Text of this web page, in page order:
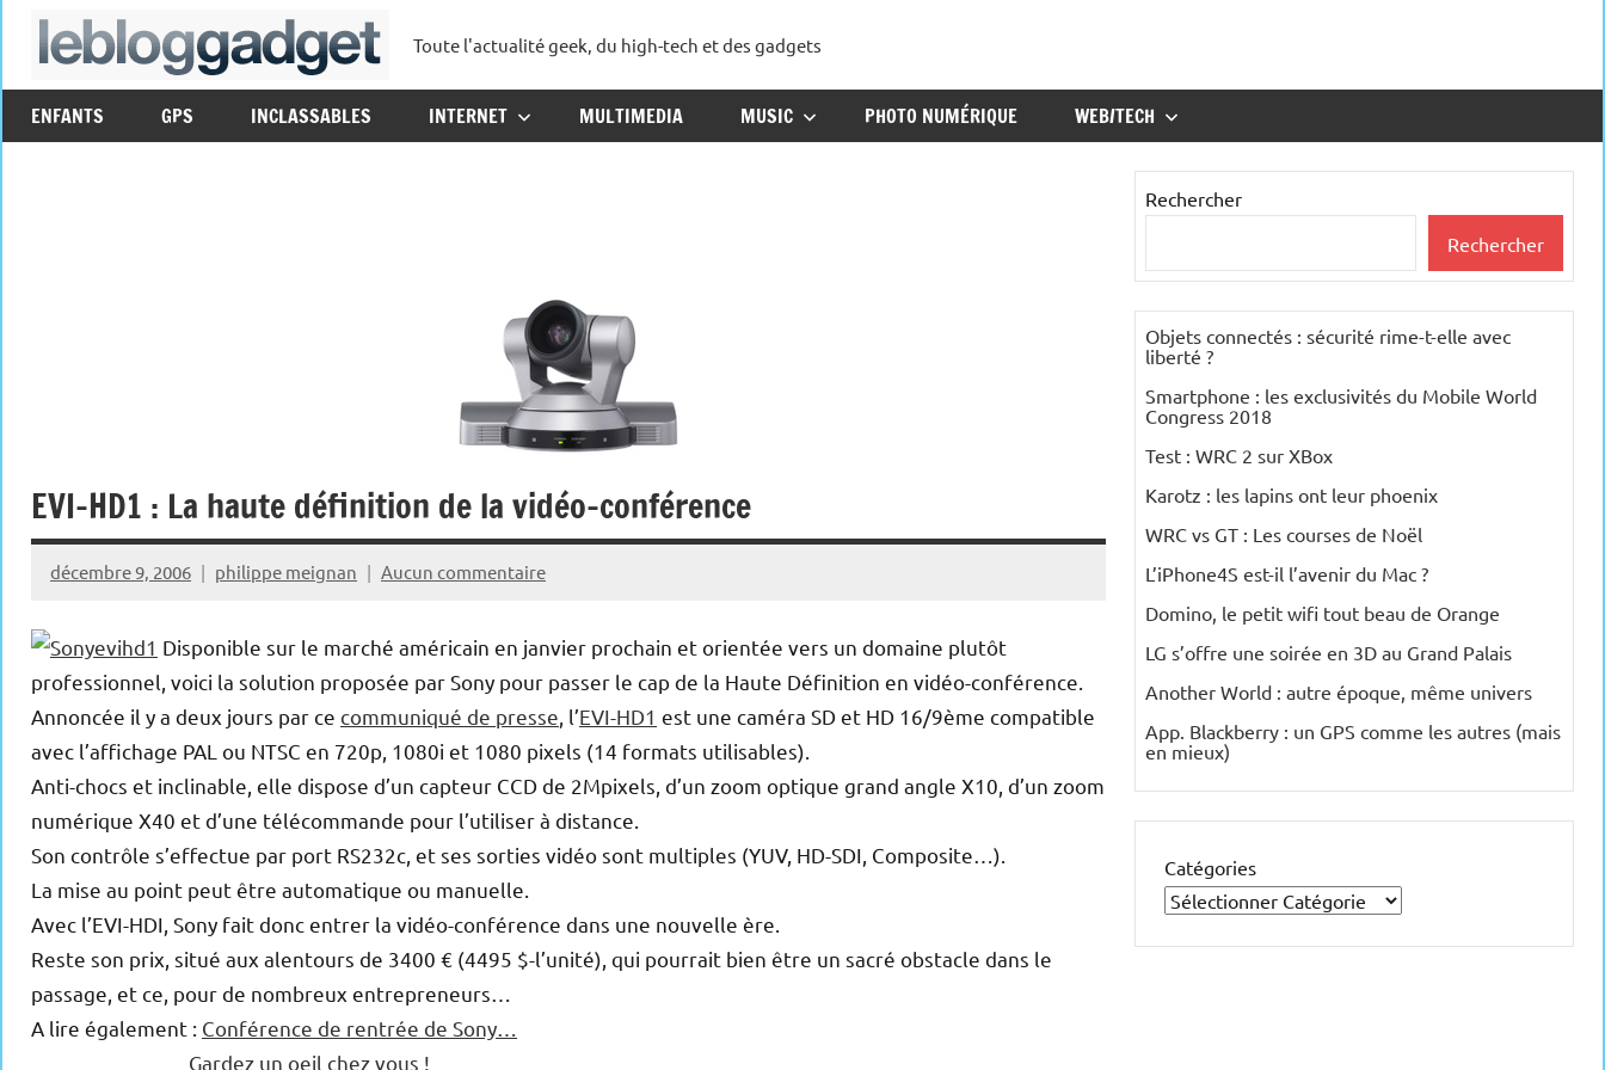
Aller
lebloggadget
Toute l'actualité geek, du high-tech et des gadgets
ENFANTS GPS INCLASSABLES INTERNET MULTIMEDIA MUSIC PHOTO NUMÉRIQUE WEB/TECH
EVI-HD1 : La haute définition de la vidéo-conférence
décembre 9, 2006 philippe meignan Aucun commentaire
Disponible sur le marché américain en janvier prochain et orientée vers un domaine plutôt
professionnel, voici la solution proposée par Sony pour passer le cap de la Haute Définition en vidéo-conférence.
Annoncée il y a deux jours par ce communiqué de presse , l’EVI-HD1 est une caméra SD et HD 16/9ème compatible
avec l’affichage PAL ou NTSC en 720p, 1080i et 1080 pixels (14 formats utilisables).
Anti-chocs et inclinable, elle dispose d’un capteur CCD de 2Mpixels, d’un zoom optique grand angle X10, d’un zoom
numérique X40 et d’une télécommande pour l’utiliser à distance.
Son contrôle s’effectue par port RS232c, et ses sorties vidéo sont multiples (YUV, HD-SDI, Composite…).
La mise au point peut être automatique ou manuelle.
Avec l’EVI-HDI, Sony fait donc entrer la vidéo-conférence dans une nouvelle ère.
Reste son prix, situé aux alentours de 3400 € (4495 $-l’unité), qui pourrait bien être un sacré obstacle dans le
passage, et ce, pour de nombreux entrepreneurs…
A lire également : Conférence de rentrée de Sony…
Gardez un oeil chez vous !
Rechercher
Rechercher
Objets connectés : sécurité rime-t-elle avec
liberté ?
Smartphone : les exclusivités du Mobile World
Congress 2018
Test : WRC 2 sur XBox
Karotz : les lapins ont leur phoenix
WRC vs GT : Les courses de Noël
L’iPhone4S est-il l’avenir du Mac ?
Domino, le petit wifi tout beau de Orange
LG s’offre une soirée en 3D au Grand Palais
Another World : autre époque, même univers
App. Blackberry : un GPS comme les autres (mais
en mieux)
Catégories